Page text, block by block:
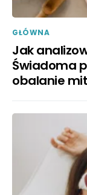
GŁÓWNA
Jak
Świadoma
obalanie